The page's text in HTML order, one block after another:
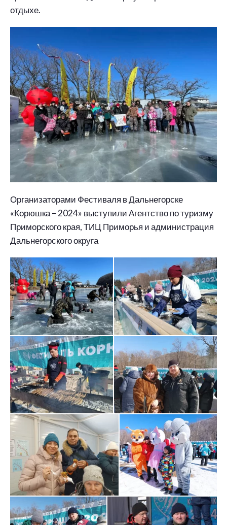
отдыхе.
Организаторами Фестиваля в Дальнегорске
«Корюшка – 2024» выступили Агентство по туризму
Приморского края, ТИЦ Приморья и администрация
Дальнегорского округа